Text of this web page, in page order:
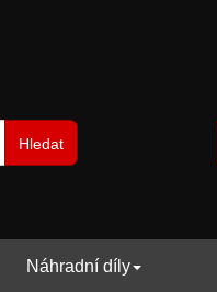
Hledat
Náhradní díly